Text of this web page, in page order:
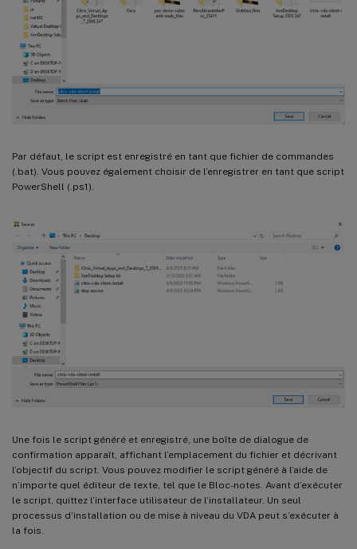
Par défaut, le script est enregistré en tant que fichier de commandes
(.bat). Vous pouvez également choisir de l’enregistrer en tant que script
PowerShell (.ps1).
Une fois le script généré et enregistré, une boîte de dialogue de
confirmation apparaît, affichant l’emplacement du fichier et décrivant
l’objectif du script. Vous pouvez modifier le script généré à l’aide de
n’importe quel éditeur de texte, tel que le Bloc-notes. Avant d’exécuter
le script, quittez l’interface utilisateur de l’installateur. Un seul
processus d’installation ou de mise à niveau du VDA peut s’exécuter à
la fois.